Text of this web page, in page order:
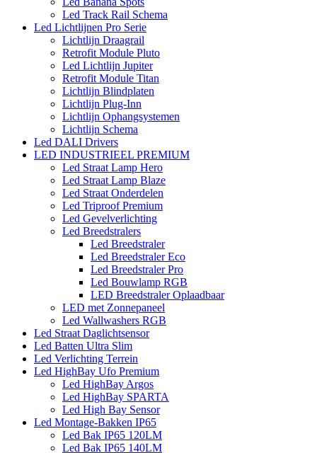
Led Track Rail Schema
Led Lichtlijnen Pro Serie
Lichtlijn Draagrail
Retrofit Module Pluto
Led Lichtlijn Jupiter
Retrofit Module Titan
Lichtlijn Blindplaten
Lichtlijn Plug-Inn
Lichtlijn Ophangsystemen
Lichtlijn Schema
Led DALI Drivers
LED INDUSTRIEEL PREMIUM
Led Straat Lamp Hero
Led Straat Lamp Blaze
Led Straat Onderdelen
Led Triproof Premium
Led Gevelverlichting
Led Breedstralers
Led Breedstraler
Led Breedstraler Eco
Led Breedstraler Pro
Led Bouwlamp RGB
LED Breedstraler Oplaadbaar
LED met Zonnepaneel
Led Wallwashers RGB
Led Straat Daglichtsensor
Led Batten Ultra Slim
Led Verlichting Terrein
Led HighBay Ufo Premium
Led HighBay Argos
Led HighBay SPARTA
Led High Bay Sensor
Led Montage-Bakken IP65
Led Bak IP65 120LM
Led Bak IP65 140LM